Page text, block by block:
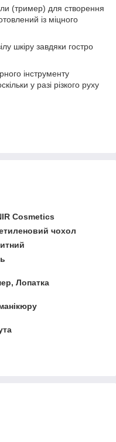
(тример) для створення
із міцного
шкіру завдяки гостро
інструменту
у разі різкого руху
Cosmetics
чохол
Лопатка